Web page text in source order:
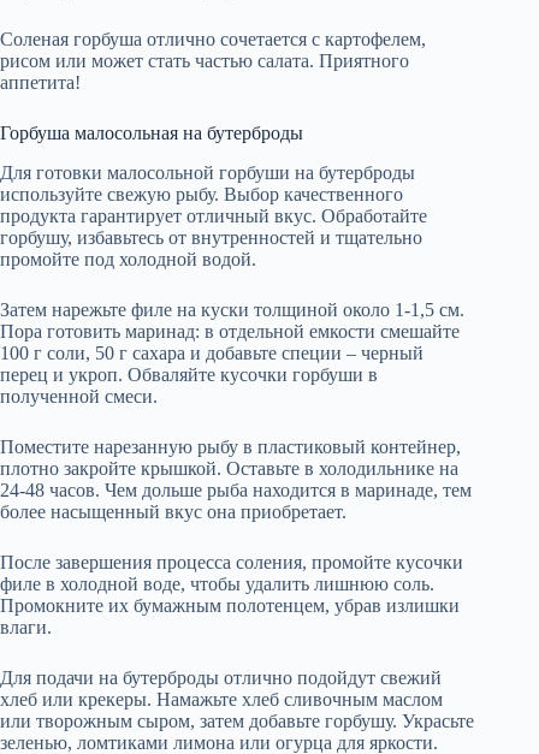
Соленая горбуша отлично сочетается с картофелем,
рисом или может стать частью салата. Приятного
аппетита!
Горбуша малосольная на бутерброды
Для готовки малосольной горбуши на бутерброды
используйте свежую рыбу. Выбор качественного
продукта гарантирует отличный вкус. Обработайте
горбушу, избавьтесь от внутренностей и тщательно
промойте под холодной водой.
Затем нарежьте филе на куски толщиной около 1-1,5 см.
Пора готовить маринад: в отдельной емкости смешайте
100 г соли, 50 г сахара и добавьте специи – черный
перец и укроп. Обваляйте кусочки горбуши в
полученной смеси.
Поместите нарезанную рыбу в пластиковый контейнер,
плотно закройте крышкой. Оставьте в холодильнике на
24-48 часов. Чем дольше рыба находится в маринаде, тем
более насыщенный вкус она приобретает.
После завершения процесса соления, промойте кусочки
филе в холодной воде, чтобы удалить лишнюю соль.
Промокните их бумажным полотенцем, убрав излишки
влаги.
Для подачи на бутерброды отлично подойдут свежий
хлеб или крекеры. Намажьте хлеб сливочным маслом
или творожным сыром, затем добавьте горбушу. Украсьте
зеленью, ломтиками лимона или огурца для яркости.